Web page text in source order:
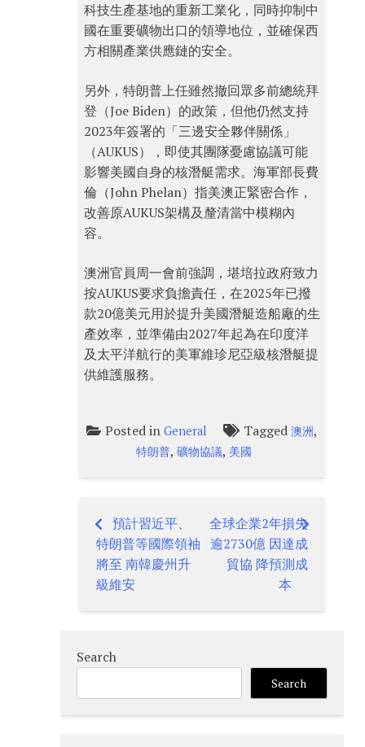
科技生產基地的重新工業化，同時抑制中
國在重要礦物出口的領導地位，並確保西
方相關產業供應鏈的安全。
另外，特朗普上任雖然撤回眾多前總統拜
登（Joe Biden）的政策，但他仍然支持
2023年簽署的「三邊安全夥伴關係」
（AUKUS），即使其團隊憂慮協議可能
影響美國自身的核潛艇需求。海軍部長費
倫（John Phelan）指美澳正緊密合作，
改善原AUKUS架構及釐清當中模糊內
容。
澳洲官員周一會前強調，堪培拉政府致力
按AUKUS要求負擔責任，在2025年已撥
款20億美元用於提升美國潛艇造船廠的生
產效率，並準備由2027年起為在印度洋
及太平洋航行的美軍維珍尼亞級核潛艇提
供維護服務。
Posted inGeneral Tagged澳洲,
特朗普,礦物協議, 美國
Post
navigation
預計習近平、
特朗普等國際領袖
將至 南韓慶州升
級維安
全球企業2年損失
逾2730億 因達成
貿協 降預測成
本
Search
Search